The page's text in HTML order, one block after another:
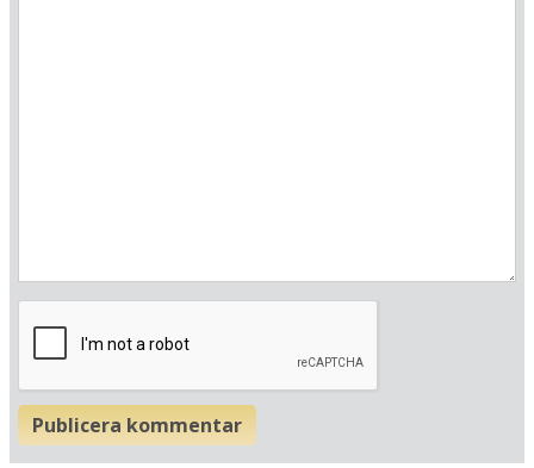
Hitta vägen till hotellet
Seehotel Töpferhaus
Am See 1
Tyskland
Din adress
Publicera kommentar